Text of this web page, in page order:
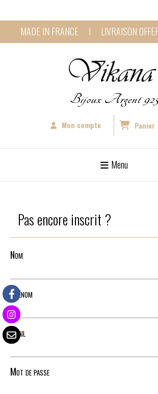
MADE IN FRANCE I LIVRAISON
Bijoux Argent
Mon compte Panier
Menu
Pas encore inscrit ?
Nom
Prénom
Email
Mot de passe